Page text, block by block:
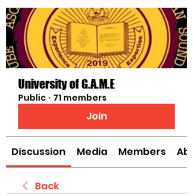
University of G.A.M.E
Public · 71 members
Join
Discussion Media Members
Back